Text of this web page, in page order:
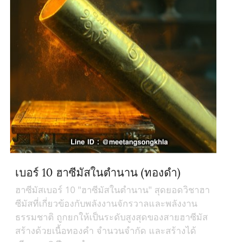
เบอร์ 10 ฮาซีมัสในตำนาน (ทองดำ)
ฮาซีมัสเบอร์ 10 "ฮาซีมัสในตำนาน" สุดยอดวิชาฮา
ซีมัสที่เกี่ยวข้องกับพลังงานจักรวาลและพลังงาน
ธรรมชาติ ถูกยกให้เป็นระดับสูงสุดของสายฮาซีมัส
สร้างด้วยเนื้อทองคำ จำนวนจำกัด และสร้างได้